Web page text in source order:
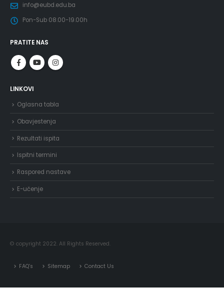
info@eubd.edu.ba
Pon-Sub 08.00-19.00h
PRATITE NAS
LINKOVI
Oglasna tabla
Obavjestenja
Rezultati ispita
Ispitni termini
Raspored nastave
E-učenje
© copyright 2022. All Rights Reserved.
FAQ’s Sitemap Contact Us